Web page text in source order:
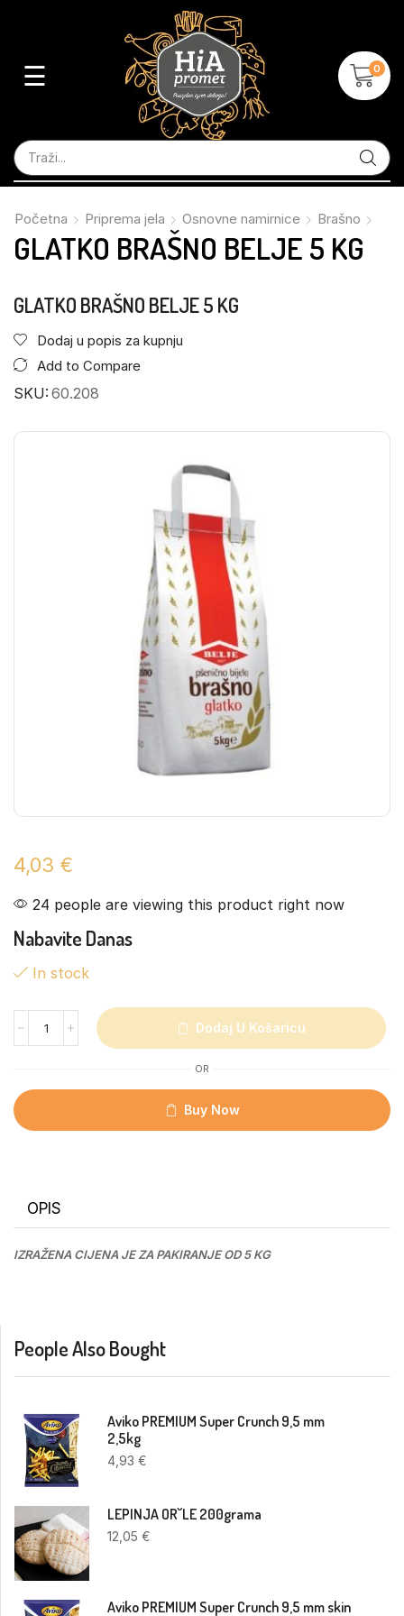
☰ 0
Početna Priprema jela Osnovne namirnice Brašno
GLATKO BRAŠNO BELJE 5 KG
GLATKO BRAŠNO BELJE 5 KG
Dodaj u popis za kupnju
Add to Compare
SKU: 60.208
4,03 €
24 people are viewing this product right now
Nabavite Danas
In stock
Dodaj U Košaricu
OR
Buy Now
OPIS
IZRAŽENA CIJENA JE ZA PAKIRANJE OD 5 KG
People Also Bought
Aviko PREMIUM Super Crunch 9,5 mm
2,5kg
4,93€
LEPINJA OR˘LE 200grama
12,05€
Aviko PREMIUM Super Crunch 9,5 mm skin